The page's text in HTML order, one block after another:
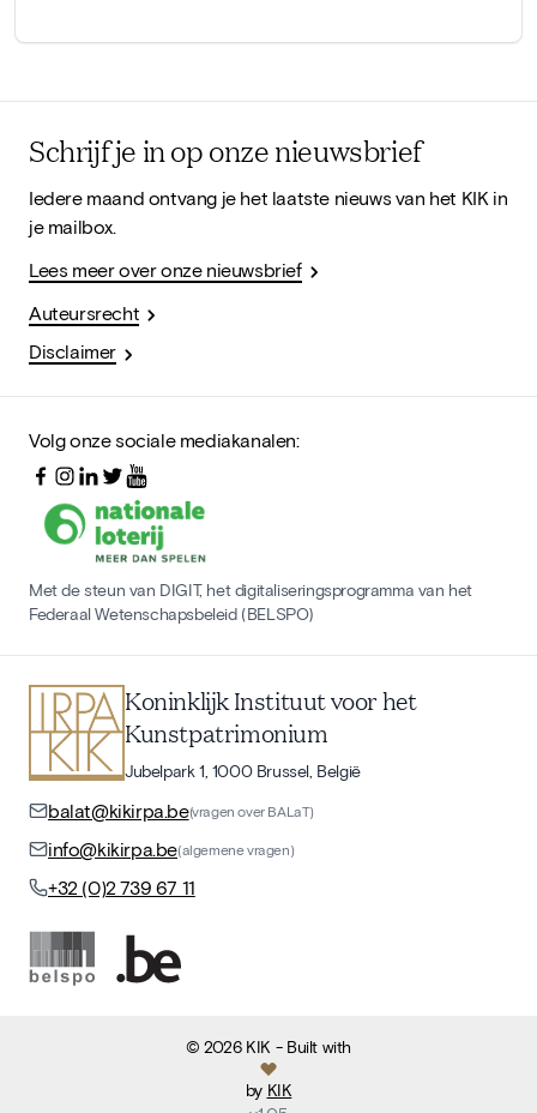
Schrijf je in op onze nieuwsbrief
Iedere maand ontvang je het laatste nieuws van het KIK in
je mailbox.
Lees meer over onze nieuwsbrief
Auteursrecht
Disclaimer
Volg onze sociale mediakanalen:
Met de steun van DIGIT, het digitaliseringsprogramma van het
Federaal Wetenschapsbeleid (BELSPO)
Koninklijk Instituut voor het
Kunstpatrimonium
Jubelpark 1, 1000 Brussel, België
balat@kikirpa.be(vragen over BALaT)
info@kikirpa.be(algemene vragen)
+32 (0)2 739 67 11
©2026 KIK - Built with
by KIK